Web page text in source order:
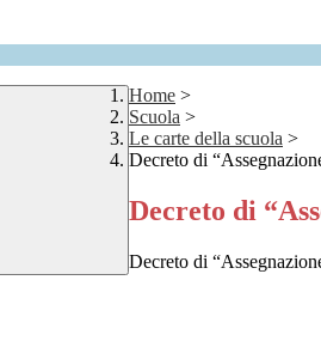
Home >
Scuola >
Le carte della scuola >
Decreto di
Decreto di
Decreto di